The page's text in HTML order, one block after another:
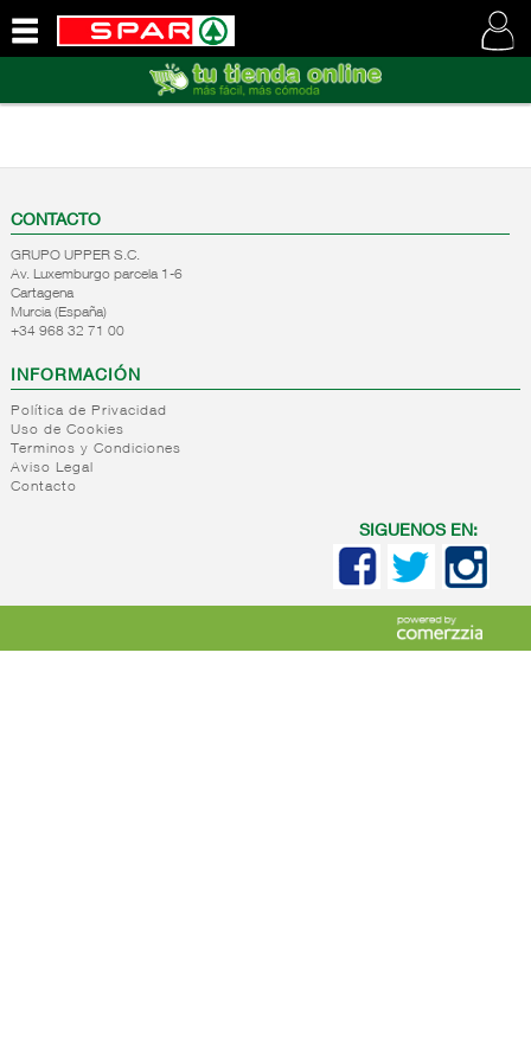
SOMOS
CONTACTO
GRUPO UPPER S.C.
Av. Luxemburgo parcela 1-6
Cartagena
Murcia (España)
+34 968 32 71 00
INFORMACIÓN
Política de Privacidad
Uso de Cookies
Terminos y Condiciones
Aviso Legal
Contacto
SIGUENOS EN: